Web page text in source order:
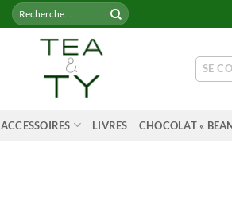
Recherche
pour :
SE
ACCESSOIRES LIVRES CHOCOLAT «